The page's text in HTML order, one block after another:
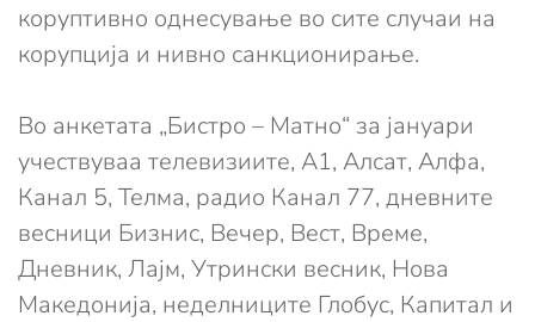
коруптивно однесување во сите случаи на
корупција и нивно санкционирање.
Во анкетата „Бистро – Матно“ за јануари
учествуваа телевизиите, А1, Алсат, Алфа,
Канал 5, Телма, радио Канал 77, дневните
весници Бизнис, Вечер, Вест, Време,
Дневник, Лајм, Утрински весник, Нова
Македонија, неделниците Глобус, Капитал и